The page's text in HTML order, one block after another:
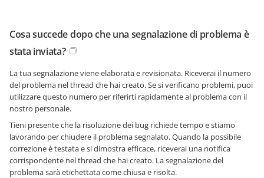
Cosa succede dopo che una segnalazione di problema è
stata inviata?
La tua segnalazione viene elaborata e revisionata. Riceverai il numero
del problema nel thread che hai creato. Se si verificano problemi, puoi
utilizzare questo numero per riferirti rapidamente al problema con il
nostro personale.
Tieni presente che la risoluzione dei bug richiede tempo e stiamo
lavorando per chiudere il problema segnalato. Quando la possibile
correzione è testata e si dimostra efficace, riceverai una notifica
corrispondente nel thread che hai creato. La segnalazione del
problema sarà etichettata come chiusa e risolta.